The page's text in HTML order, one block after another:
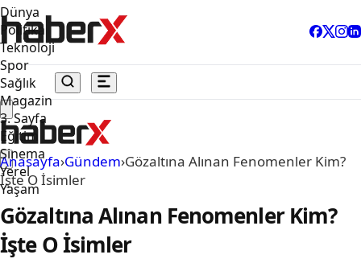
Dünya
Politika
Teknoloji
Spor
Sağlık
Magazin
3. Sayfa
Eğitim
Sinema
Yerel
Yaşam
Anasayfa›Gündem›Gözaltına Alınan Fenomenler Kim?
İşte O İsimler
Gözaltına Alınan Fenomenler Kim?
İşte O İsimler